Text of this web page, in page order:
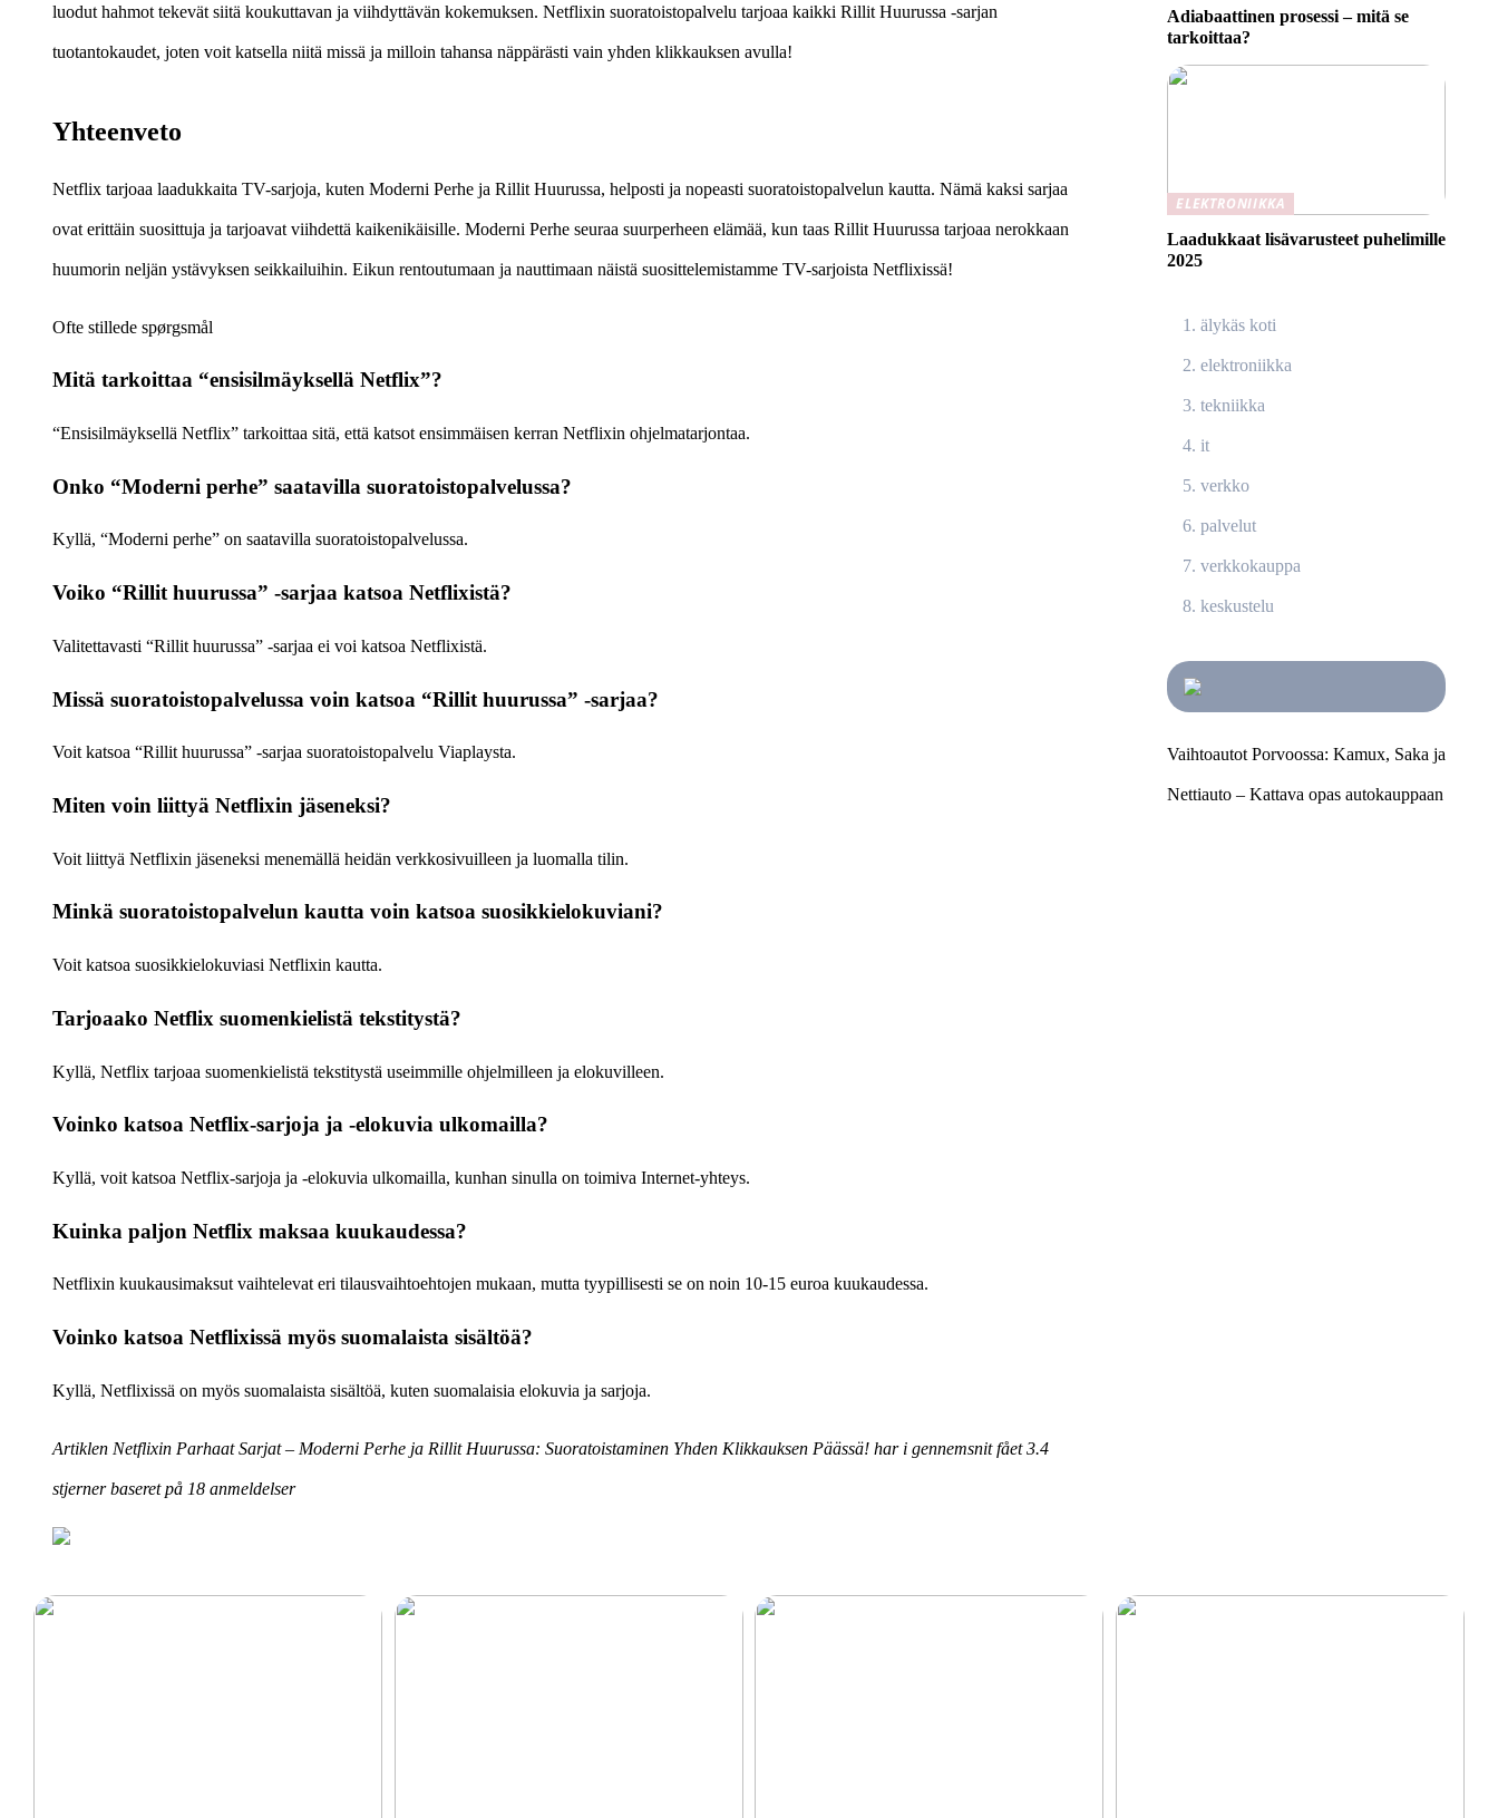
luodut hahmot tekevät siitä koukuttavan ja viihdyttävän kokemuksen. Netflixin suoratoistopalvelu tarjoaa kaikki Rillit Huurussa -sarjan
tuotantokaudet, joten voit katsella niitä missä ja milloin tahansa näppärästi vain yhden klikkauksen avulla!
Yhteenveto
Netflix tarjoaa laadukkaita TV-sarjoja, kuten Moderni Perhe ja Rillit Huurussa, helposti ja nopeasti suoratoistopalvelun kautta. Nämä kaksi sarjaa
ovat erittäin suosittuja ja tarjoavat viihdettä kaikenikäisille. Moderni Perhe seuraa suurperheen elämää, kun taas Rillit Huurussa tarjoaa nerokkaan
huumorin neljän ystävyksen seikkailuihin. Eikun rentoutumaan ja nauttimaan näistä suosittelemistamme TV-sarjoista Netflixissä!
Ofte stillede spørgsmål
Mitä tarkoittaa “ensisilmäyksellä Netflix”?
“Ensisilmäyksellä Netflix” tarkoittaa sitä, että katsot ensimmäisen kerran Netflixin ohjelmatarjontaa.
Onko “Moderni perhe” saatavilla suoratoistopalvelussa?
Kyllä, “Moderni perhe” on saatavilla suoratoistopalvelussa.
Voiko “Rillit huurussa” -sarjaa katsoa Netflixistä?
Valitettavasti “Rillit huurussa” -sarjaa ei voi katsoa Netflixistä.
Missä suoratoistopalvelussa voin katsoa “Rillit huurussa” -sarjaa?
Voit katsoa “Rillit huurussa” -sarjaa suoratoistopalvelu Viaplaysta.
Miten voin liittyä Netflixin jäseneksi?
Voit liittyä Netflixin jäseneksi menemällä heidän verkkosivuilleen ja luomalla tilin.
Minkä suoratoistopalvelun kautta voin katsoa suosikkielokuviani?
Voit katsoa suosikkielokuviasi Netflixin kautta.
Tarjoaako Netflix suomenkielistä tekstitystä?
Kyllä, Netflix tarjoaa suomenkielistä tekstitystä useimmille ohjelmilleen ja elokuvilleen.
Voinko katsoa Netflix-sarjoja ja -elokuvia ulkomailla?
Kyllä, voit katsoa Netflix-sarjoja ja -elokuvia ulkomailla, kunhan sinulla on toimiva Internet-yhteys.
Kuinka paljon Netflix maksaa kuukaudessa?
Netflixin kuukausimaksut vaihtelevat eri tilausvaihtoehtojen mukaan, mutta tyypillisesti se on noin 10-15 euroa kuukaudessa.
Voinko katsoa Netflixissä myös suomalaista sisältöä?
Kyllä, Netflixissä on myös suomalaista sisältöä, kuten suomalaisia elokuvia ja sarjoja.
Artiklen Netflixin Parhaat Sarjat – Moderni Perhe ja Rillit Huurussa: Suoratoistaminen Yhden Klikkauksen Päässä! har i gennemsnit fået3.4
stjerner baseret på 18 anmeldelser
Adiabaattinen prosessi – mitä se
tarkoittaa?
ELEKTRONIIKKA
Laadukkaat lisävarusteet puhelimille
2025
älykäs koti
elektroniikka
tekniikka
it
verkko
palvelut
verkkokauppa
keskustelu
Vaihtoautot Porvoossa: Kamux, Saka ja
Nettiauto – Kattava opas autokauppaan